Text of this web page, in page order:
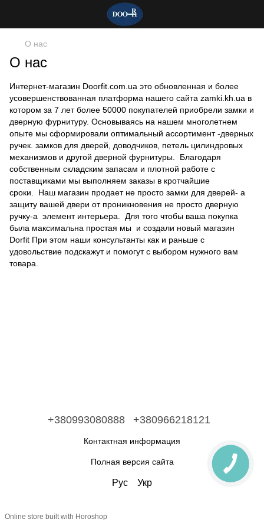
О нас
О нас
Интернет-магазин Doorfit.com.ua это обновленная и более
усовершенствованная платформа нашего сайта zamki.kh.ua в
котором за 7 лет более 50000 покупателей приобрели замки и
дверную фурнитуру. Основываясь на нашем многолетнем
опыте мы сформировали оптимальный ассортимент -дверных
ручек. замков для дверей, доводчиков, петель цилиндровых
механизмов и другой дверной фурнитуры. Благодаря
собственным складским запасам и плотной работе с
поставщиками мы выполняем заказы в кротчайшие
сроки. Наш магазин продает не просто замки для дверей- а
защиту вашей двери от проникновения не просто дверную
ручку-а элемент интерьера. Для того чтобы ваша покупка
была максимальна простая мы и создали новый магазин
Dorfit При этом наши консультанты как и раньше с
удовольствие подскажут и помогут с выбором нужного вам
товара.
+380993080888 +380966218121
Контактная информация
Полная версия сайта
Рус Укр
Online store built with Horoshop